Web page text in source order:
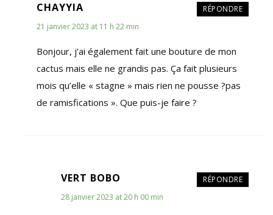
RÉPONDRE
CHAYYIA
21 janvier 2023 at 11 h 22 min
Bonjour, j’ai également fait une bouture de mon
cactus mais elle ne grandis pas. Ça fait plusieurs
mois qu’elle « stagne » mais rien ne pousse ?pas
de ramisfications ». Que puis-je faire ?
RÉPONDRE
VERT BOBO
28 janvier 2023 at 20 h 00 min